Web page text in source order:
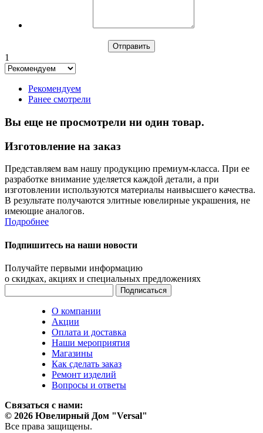
1
Рекомендуем
Ранее смотрели
Вы еще не просмотрели ни один товар.
Изготовление на заказ
Представляем вам нашу продукцию премиум-класса. При ее
разработке внимание уделяется каждой детали, а при
изготовлении используются материалы наивысшего качества.
В результате получаются элитные ювелирные украшения, не
имеющие аналогов.
Подробнее
Подпишитесь на наши новости
Получайте первыми информацию
о скидках, акциях и специальных предложениях
О компании
Акции
Оплата и доставка
Наши мероприятия
Магазины
Как сделать заказ
Ремонт изделий
Вопросы и ответы
Связаться с нами:
© 2026 Ювелирный Дом "Versal"
Все права защищены.